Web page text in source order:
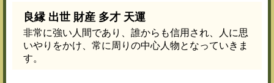
良縁 出世 財産 多才 天運
非常に強い人間であり、誰からも信用され、人に思
いやりをかけ、常に周りの中心人物となっていきま
す。